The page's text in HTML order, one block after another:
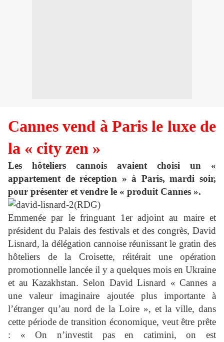
Cannes vend à Paris le luxe de
la « city zen »
Les hôteliers cannois avaient choisi un «
appartement de réception » à Paris, mardi soir,
pour présenter et vendre le « produit Cannes ».
Emmenée par le fringuant 1er adjoint au maire et
président du Palais des festivals et des congrès, David
Lisnard, la délégation cannoise réunissant le gratin des
hôteliers de la Croisette, réitérait une opération
promotionnelle lancée il y a quelques mois en Ukraine
et au Kazakhstan. Selon David Lisnard « Cannes a
une valeur imaginaire ajoutée plus importante à
l’étranger qu’au nord de la Loire », et la ville, dans
cette période de transition économique, veut être prête
: « On n’investit pas en catimini, on est